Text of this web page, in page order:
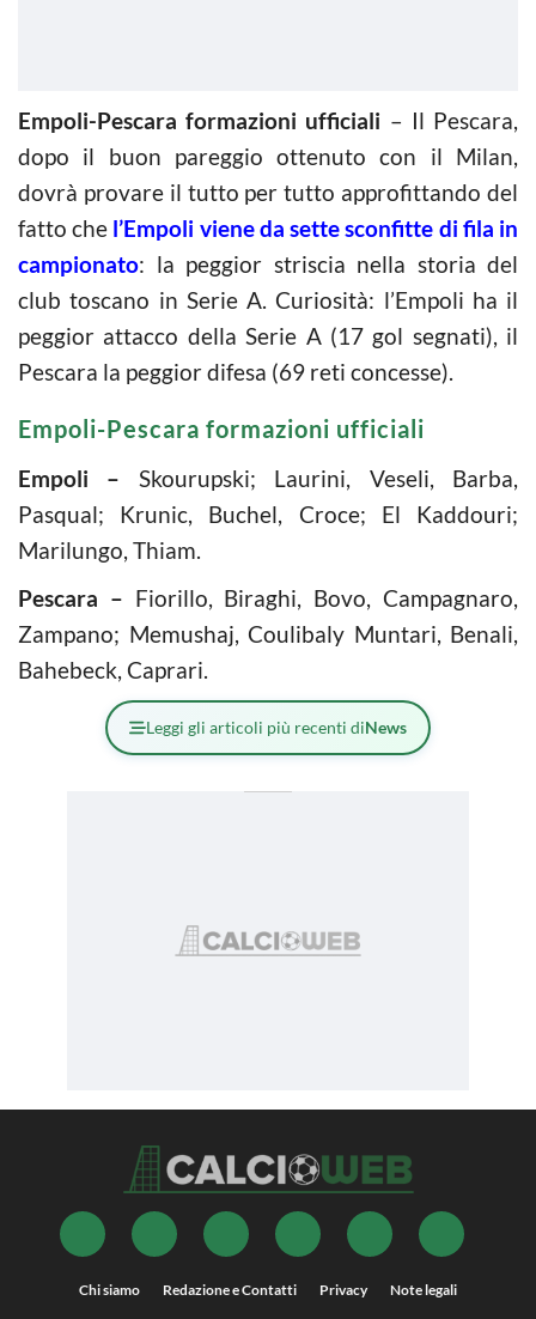
Empoli-Pescara formazioni ufficiali – Il Pescara,
dopo il buon pareggio ottenuto con il Milan,
dovrà provare il tutto per tutto approfittando del
fatto che l’Empoli viene da sette sconfitte di fila in
campionato: la peggior striscia nella storia del
club toscano in Serie A. Curiosità: l’Empoli ha il
peggior attacco della Serie A (17 gol segnati), il
Pescara la peggior difesa (69 reti concesse).
Empoli-Pescara formazioni ufficiali
Empoli – Skourupski; Laurini, Veseli, Barba,
Pasqual; Krunic, Buchel, Croce; El Kaddouri;
Marilungo, Thiam.
Pescara – Fiorillo, Biraghi, Bovo, Campagnaro,
Zampano; Memushaj, Coulibaly Muntari, Benali,
Bahebeck, Caprari.
Leggi gli articoli più recenti diNews
Chi siamo Redazione e Contatti Privacy Note legali